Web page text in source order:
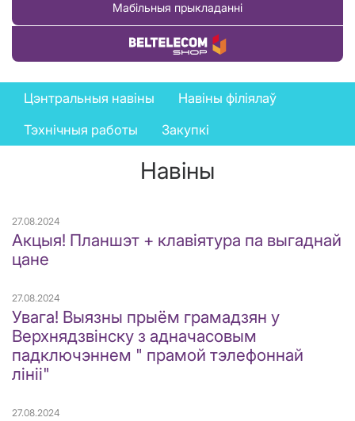
Мабільныя прыкладанні
Купіць тавар
News
menu
Цэнтральныя навіны
Навіны філіялаў
Тэхнічныя работы
Закупкі
Навіны
27.08.2024
Акцыя! Планшэт + клавіятура па выгаднай
цане
27.08.2024
Увага! Выязны прыём грамадзян у
Верхнядзвінску з адначасовым
падключэннем " прамой тэлефоннай
лініі"
27.08.2024